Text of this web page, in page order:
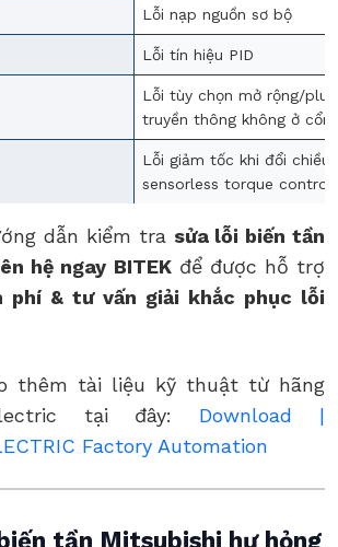
Lỗi nạp nguồn sơ bộ
Lỗi tín hiệu PID
Lỗi tùy chọn mở rộng/
truyền thông không ở
Lỗi giảm tốc khi đổi chiều
sensorless torque
dẫn kiểm tra sửa lỗi biến tần
hệ ngay BITEKđể được hỗ trợ
phí & tư vấn giải khắc phục lỗi
thêm tài liệu kỹ thuật từ hãng
tại đây: Download |
Factory Automation
tần Mitsubishi hư hỏng